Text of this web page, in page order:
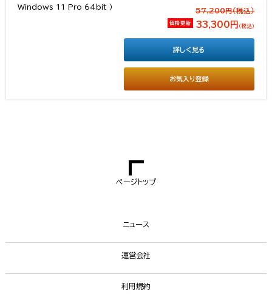
57,200円(税込）
価格更新 33,300円 （税込）
お気入り登録
詳しく見る
ページトップ
ニュース
運営会社
利用規約